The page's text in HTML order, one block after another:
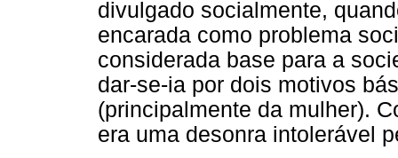
divulgado socialmente,
encarada como problema
considerada base para a
dar-se-ia por dois motivos
(principalmente da mulher).
era uma desonra intolerável